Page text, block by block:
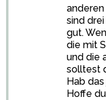
sind
gut.
die mit
und die
solltest
Hab
Hoffe